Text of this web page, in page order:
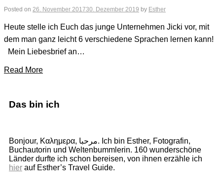
Posted on 26. November 201730. Dezember 2019 by Esther
Heute stelle ich Euch das junge Unternehmen Jicki vor, mit
dem man ganz leicht 6 verschiedene Sprachen lernen kann!
Mein Liebesbrief an…
Read More
Das bin ich
Bonjour, Καλημερα, مرحبا. Ich bin Esther, Fotografin,
Buchautorin und Weltenbummlerin. 160 wunderschöne
Länder durfte ich schon bereisen, von ihnen erzähle ich
hier auf Esther’s Travel Guide.